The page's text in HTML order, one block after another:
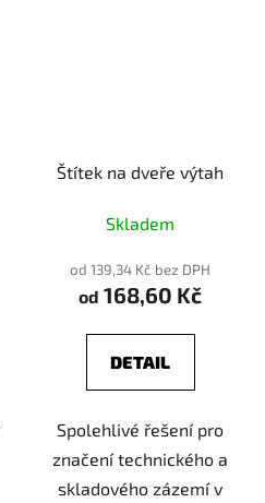
Štítek na dveře výtah
Skladem
od 139,34 Kč bez DPH
od 168,60 Kč
DETAIL
Spolehlivé řešení pro
značení technického a
skladového zázemí v